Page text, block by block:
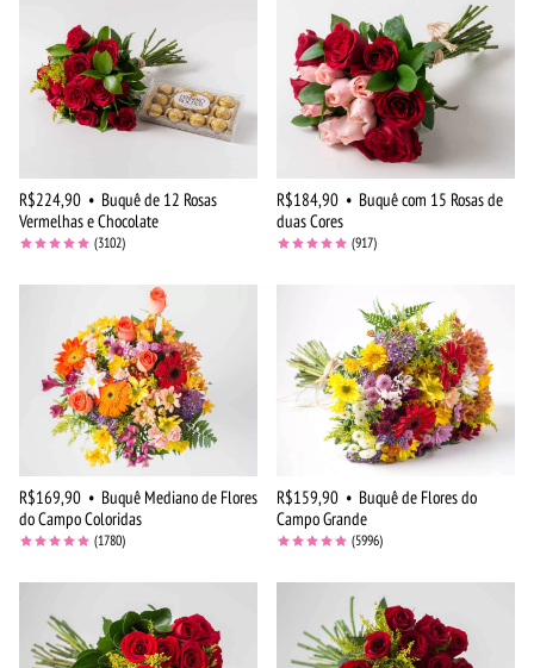
R$224,90 • Buquê de 12 Rosas
Vermelhas e Chocolate
(3102)
R$184,90 • Buquê com 15 Rosas de
duas Cores
(917)
R$169,90 • Buquê Mediano de Flores
do Campo Coloridas
(1780)
R$159,90 • Buquê de Flores do
Campo Grande
(5996)